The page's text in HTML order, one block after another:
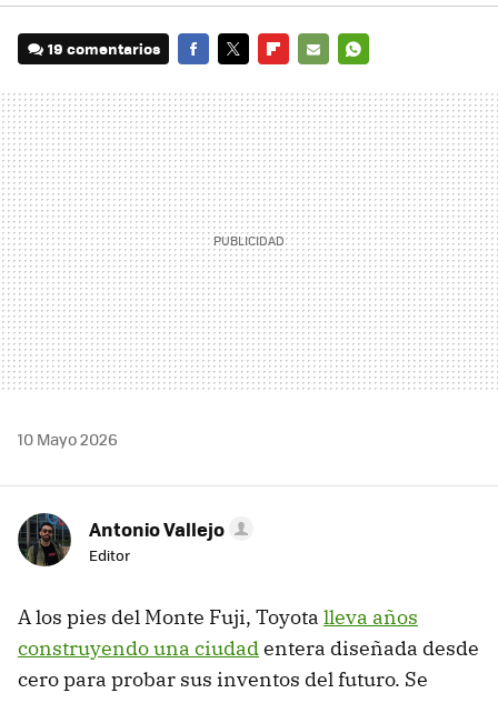
19 comentarios
MAIL
10 Mayo 2026
Antonio Vallejo
Editor
A los pies del Monte Fuji, Toyota lleva años
construyendo una ciudadentera diseñada desde
cero para probar sus inventos del futuro. Se